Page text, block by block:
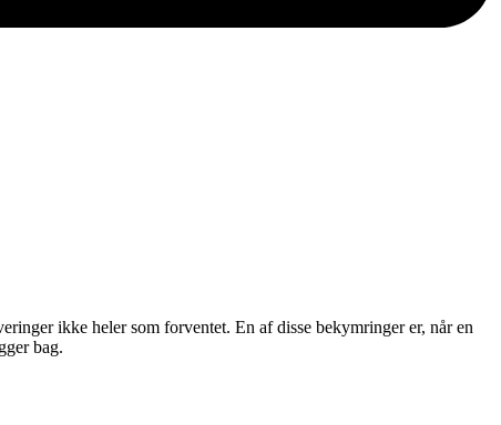
ikke heler som forventet. En af disse bekymringer er, når en
bag.